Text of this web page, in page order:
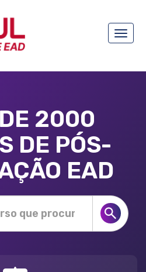
Toggle
2000
DE PÓS-
EAD